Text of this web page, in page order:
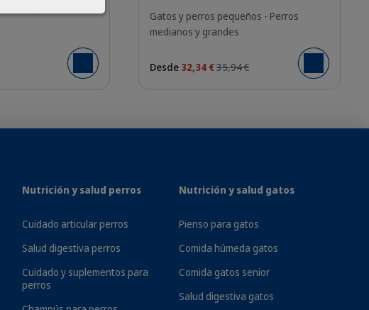
Añadir al carrito
Gatos y perros pequeños - Perros
medianos y grandes
Desde 32,34 €35,94 € Añadir al
y de administrar, nuestros productos relajantes
Nutrición y salud perros
Cuidado articular perros
Salud digestiva perros
Cuidado y suplementos para
perros
Nutrición y salud gatos
Pienso para gatos
Comida húmeda gatos
Comida gatos senior
Salud digestiva gatos